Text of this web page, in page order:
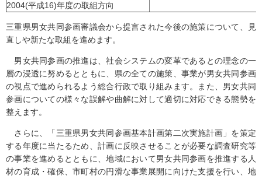
2004(平成16)年度の取組方向
三重県男女共同参画審議会から提言された今後の施策について、見
直しや新たな取組を進めます。
男女共同参画の推進は、社会システムの変革であるとの理念の一
層の浸透に努めるとともに、県の全ての施策、事業が男女共同参画
の視点で進められるよう総合行政で取り組みます。また、男女共同
参画についての様々な誤解や曲解に対して適切に対応できる態勢を
整えます。
さらに、「三重県男女共同参画基本計画第二次実施計画」を策定
する年度に当たるため、計画に反映させることが必要な調査研究等
の事業を進めるとともに、地域において男女共同参画を推進する人
材の育成・確保、市町村の円滑な事業展開に向けた支援を行い、地